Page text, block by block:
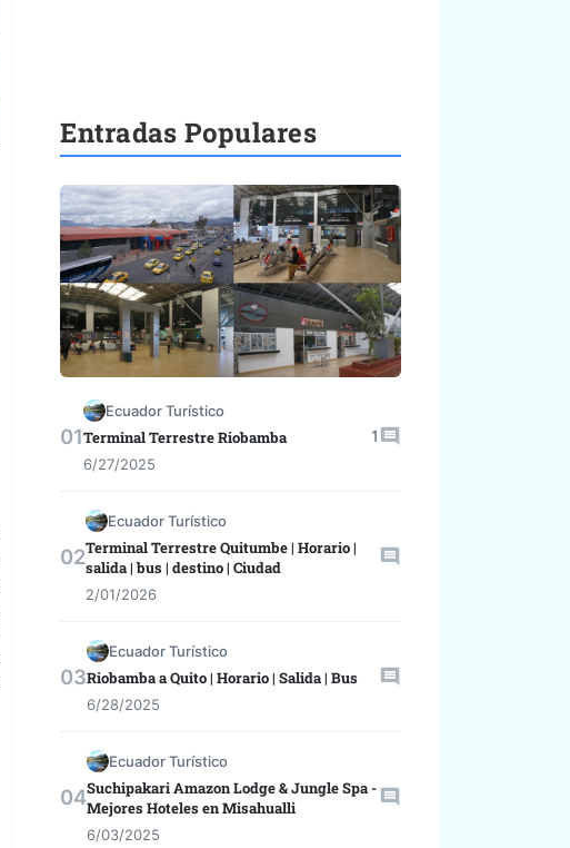
Entradas Populares
Ecuador Turístico
Terminal Terrestre Riobamba
6/27/2025
1
Ecuador Turístico
Terminal Terrestre Quitumbe | Horario |
salida | bus | destino | Ciudad
2/01/2026
Ecuador Turístico
Riobamba a Quito | Horario | Salida | Bus
6/28/2025
Ecuador Turístico
Suchipakari Amazon Lodge & Jungle Spa -
Mejores Hoteles en Misahualli
6/03/2025